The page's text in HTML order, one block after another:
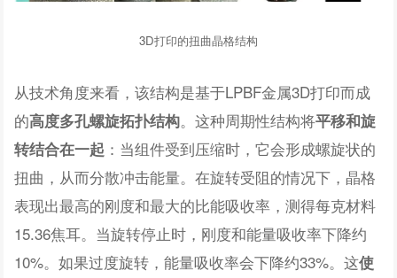
3D打印的扭曲晶格结构
从技术角度来看，该结构是基于LPBF金属3D打印而成
的高度多孔螺旋拓扑结构。这种周期性结构将平移和旋
转结合在一起 ：当组件受到压缩时，它会形成螺旋状的
扭曲，从而分散冲击能量。在旋转受阻的情况下，晶格
表现出最高的刚度和最大的比能吸收率，测得每克材料
15.36焦耳。当旋转停止时，刚度和能量吸收率下降约
10%。如果过度旋转，能量吸收率会下降约33%。这使